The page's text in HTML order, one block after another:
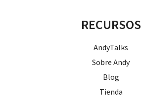
RECURSOS
AndyTalks
Sobre Andy
Blog
Tienda